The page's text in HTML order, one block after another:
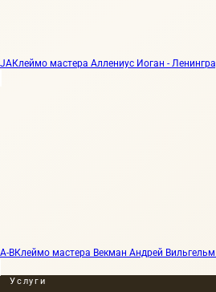
JAКлеймо мастера Аллениус Иоган -
А-ВКлеймо мастера Векман Андрей
Услуги